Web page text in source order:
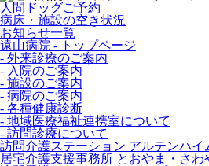
人間ドッグご予約
病床・施設の空き状況
お知らせ一覧
遠山病院 - トップページ
- 外来診療のご案内
- 入院のご案内
- 施設のご案内
- 病院のご案内
- 各種健康診断
- 地域医療福祉連携室について
- 訪問診療について
訪問介護ステーション アルテンハイ
居宅介護支援事務所 とおやま・さわ